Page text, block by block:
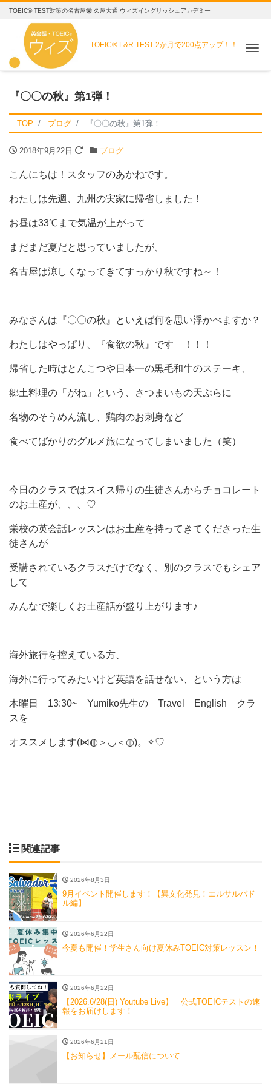
TOEIC® TEST対策の名古屋栄 久屋大通 ウィズイングリッシュアカデミー
TOEIC® L&R TEST2か月で200点アップ！！
『〇〇の秋』第1弾！
TOP ブログ 『〇〇の秋』第1弾！
2018年9月22日 ブログ
こんにちは！スタッフのあかねです。
わたしは先週、九州の実家に帰省しました！
お昼は33℃まで気温が上がって
まだまだ夏だと思っていましたが、
名古屋は涼しくなってきてすっかり秋ですね～！
みなさんは『〇〇の秋』といえば何を思い浮かべますか？
わたしはやっぱり、『食欲の秋』です ！！！
帰省した時はとんこつや日本一の黒毛和牛のステーキ、
郷土料理の「がね」という、さつまいもの天ぷらに
名物のそうめん流し、鶏肉のお刺身など
食べてばかりのグルメ旅になってしまいました（笑）
今日のクラスではスイス帰りの生徒さんからチョコレート
のお土産が、、、♡
栄校の英会話レッスンはお土産を持ってきてくださった生
徒さんが
受講されているクラスだけでなく、別のクラスでもシェア
して
みんなで楽しくお土産話が盛り上がります♪
海外旅行を控えている方、
海外に行ってみたいけど英語を話せない、という方は
木曜日 13:30~ Yumiko先生の Travel English クラ
スを
オススメします(⋈◍＞◡＜◍)。✧♡
関連記事
2026年8月3日
9月イベント開催します！【異文化発見！エルサルバド
ル編】
2026年6月22日
今夏も開催！学生さん向け夏休みTOEIC対策レッスン！
2026年6月22日
【2026.6/28(日) Youtube Live】 公式TOEICテストの速
報をお届けします！
2026年6月21日
【お知らせ】メール配信について